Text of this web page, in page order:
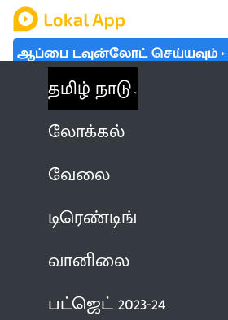
ஆப்பை டவுன்லோட் செய்யவும்
தமிழ் நாடு
லோக்கல்
வேலை
டிரெண்டிங்
வானிலை
பட்ஜெட் 2023-24